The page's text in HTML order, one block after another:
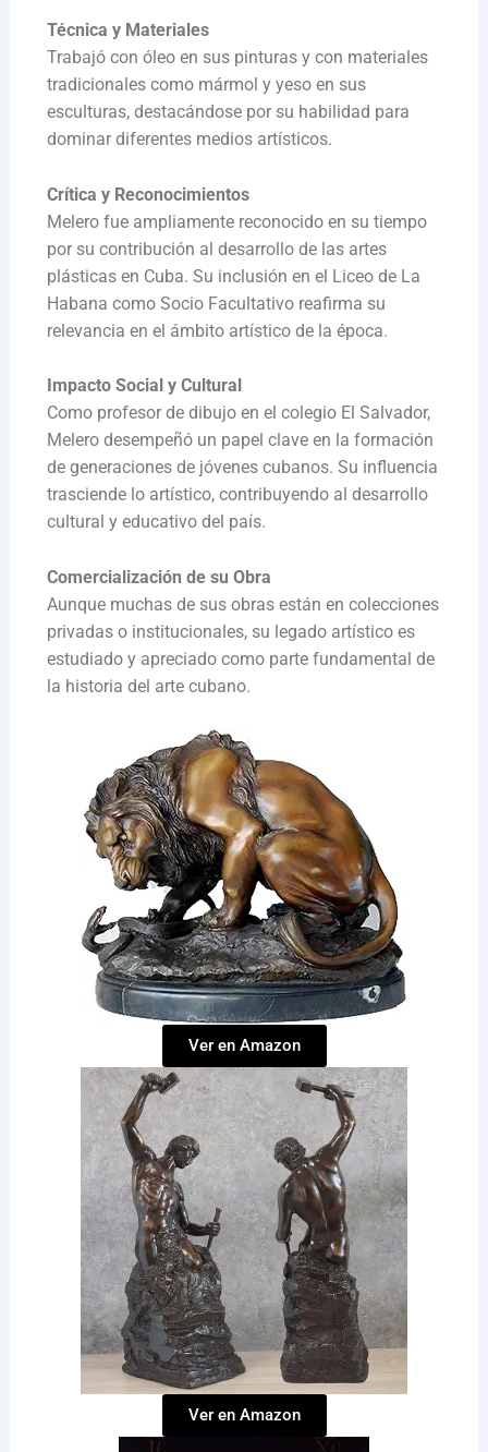
Técnica y Materiales
Trabajó con óleo en sus pinturas y con materiales
tradicionales como mármol y yeso en sus
esculturas, destacándose por su habilidad para
dominar diferentes medios artísticos.
Crítica y Reconocimientos
Melero fue ampliamente reconocido en su tiempo
por su contribución al desarrollo de las artes
plásticas en Cuba. Su inclusión en el Liceo de La
Habana como Socio Facultativo reafirma su
relevancia en el ámbito artístico de la época.
Impacto Social y Cultural
Como profesor de dibujo en el colegio El Salvador,
Melero desempeñó un papel clave en la formación
de generaciones de jóvenes cubanos. Su influencia
trasciende lo artístico, contribuyendo al desarrollo
cultural y educativo del país.
Comercialización de su Obra
Aunque muchas de sus obras están en colecciones
privadas o institucionales, su legado artístico es
estudiado y apreciado como parte fundamental de
la historia del arte cubano.
Ver en Amazon
Ver en Amazon